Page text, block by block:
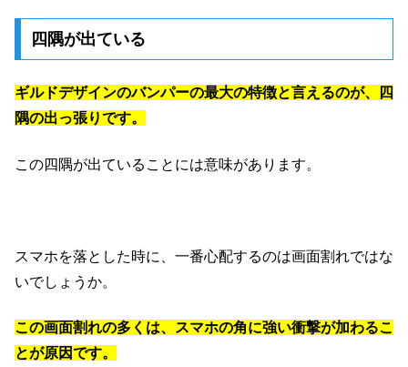
四隅が出ている
ギルドデザインのバンパーの最大の特徴と言えるのが、四
隅の出っ張りです。
この四隅が出ていることには意味があります。
スマホを落とした時に、一番心配するのは画面割れではな
いでしょうか。
この画面割れの多くは、スマホの角に強い衝撃が加わるこ
とが原因です。